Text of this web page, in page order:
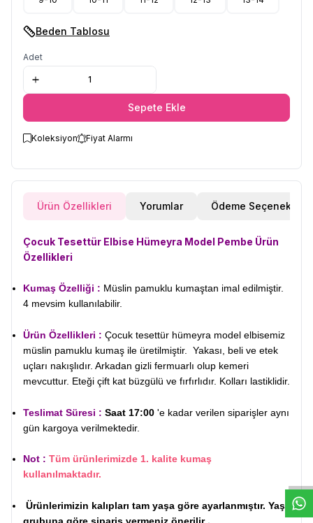
Beden Tablosu
Adet
Sepete Ekle
Koleksiyon Fiyat Alarmı
Ürün Özellikleri Yorumlar Ödeme Seçenekleri
Çocuk Tesettür Elbise Hümeyra Model Pembe Ürün
Özellikleri
Kumaş Özelliği : Müslin pamuklu kumaştan imal edilmiştir.
4 mevsim kullanılabilir.
Ürün Özellikleri : Çocuk tesettür hümeyra model elbisemiz
müslin pamuklu kumaş ile üretilmiştir. Yakası, beli ve etek
uçları nakışlıdır. Arkadan gizli fermuarlı olup kemeri
mevcuttur. Eteği çift kat büzgülü ve fırfırlıdır. Kolları lastiklidir.
Teslimat Süresi : Saat 17:00 'e kadar verilen siparişler aynı
gün kargoya verilmektedir.
Not : Tüm ürünlerimizde 1. kalite kumaş
kullanılmaktadır.
Ürünlerimizin kalıpları tam yaşa göre ayarlanmıştır. Yaş
grubuna göre sipariş vermeniz önerilir .